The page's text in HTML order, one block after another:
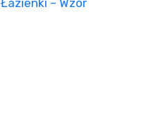
– Wzór